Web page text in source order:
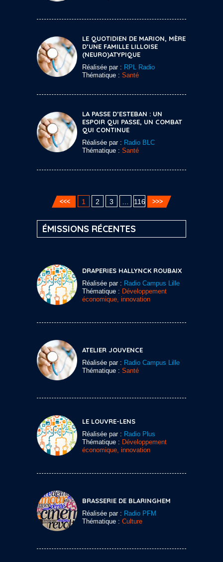
LE QUOTIDIEN DE MARION, MÈRE
D’UNE FAMILLE LILLOISE
(NEURO)ATYPIQUE
Réalisée par : RPL Radio
Thématique : Santé
LA PASSE D’ESTEBAN : UN
ESPOIR QUI PASSE, UN COMBAT
QUI CONTINUE
Réalisée par : Radio BLC
Thématique : Santé
1 2 3 116
ÉMISSIONS RÉCENTES
DRAPERIES HALLYNCK ROUBAIX
Réalisée par : Radio Campus Lille
Thématique : Développement
économique, innovation
ATELIER JOUVENCE
Réalisée par : Radio Campus Lille
Thématique : Santé
LE LOUVRE-LENS
Réalisée par : Radio Plus
Thématique : Développement
économique, innovation
BRASSERIE DE BLARINGHEM
Réalisée par : Radio PFM
Thématique : Culture